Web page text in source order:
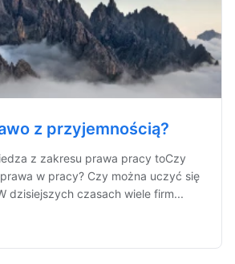
z przyjemnością?
z zakresu prawa pracy toCzy
w pracy? Czy można uczyć się
dzisiejszych czasach wiele firm...